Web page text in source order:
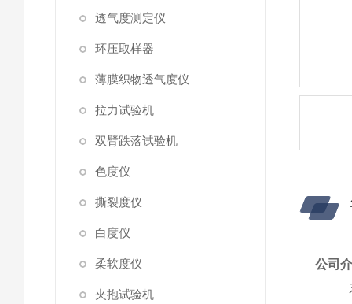
透气度测定仪
环压取样器
薄膜织物透气度仪
拉力试验机
双臂跌落试验机
色度仪
撕裂度仪
白度仪
柔软度仪
夹抱试验机
公司